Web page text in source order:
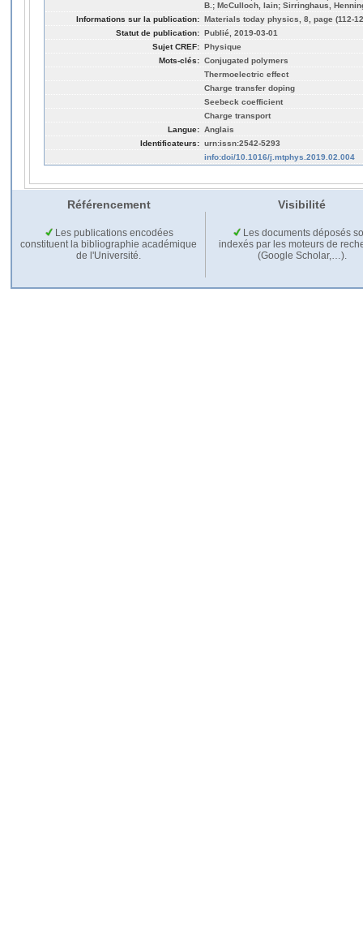
B.; McCulloch, Iain; Sirringhaus,
Informations sur la publication: Materials today physics, 8, page (112-
Statut de publication: Publié, 2019-03-01
Sujet CREF: Physique
Mots-clés: Conjugated polymers
Thermoelectric effect
Charge transfer doping
Seebeck coefficient
Charge transport
Langue: Anglais
Identificateurs: urn:issn:2542-5293
info:doi/10.1016/j.mtphys.2019.02.004
Référencement Visibilité
Les publications encodées
constituent la bibliographie académique
de l'Université.
Les documents déposés
indexés par les moteurs de
(Google Scholar,…).